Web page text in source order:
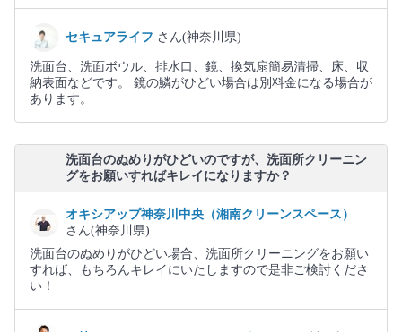
セキュアライフ さん(神奈川県)
洗面台、洗面ボウル、排水口、鏡、換気扇簡易清掃、床、収
納表面などです。 鏡の鱗がひどい場合は別料金になる場合が
あります。
洗面台のぬめりがひどいのですが、洗面所クリーニン
グをお願いすればキレイになりますか？
オキシアップ神奈川中央（湘南クリーンスペース）
さん(神奈川県)
洗面台のぬめりがひどい場合、洗面所クリーニングをお願い
すれば、もちろんキレイにいたしますので是非ご検討くださ
い！